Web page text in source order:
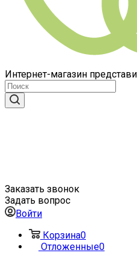
Интернет-магазин
Заказать звонок
Задать вопрос
Войти
Корзина0
Отложенные0